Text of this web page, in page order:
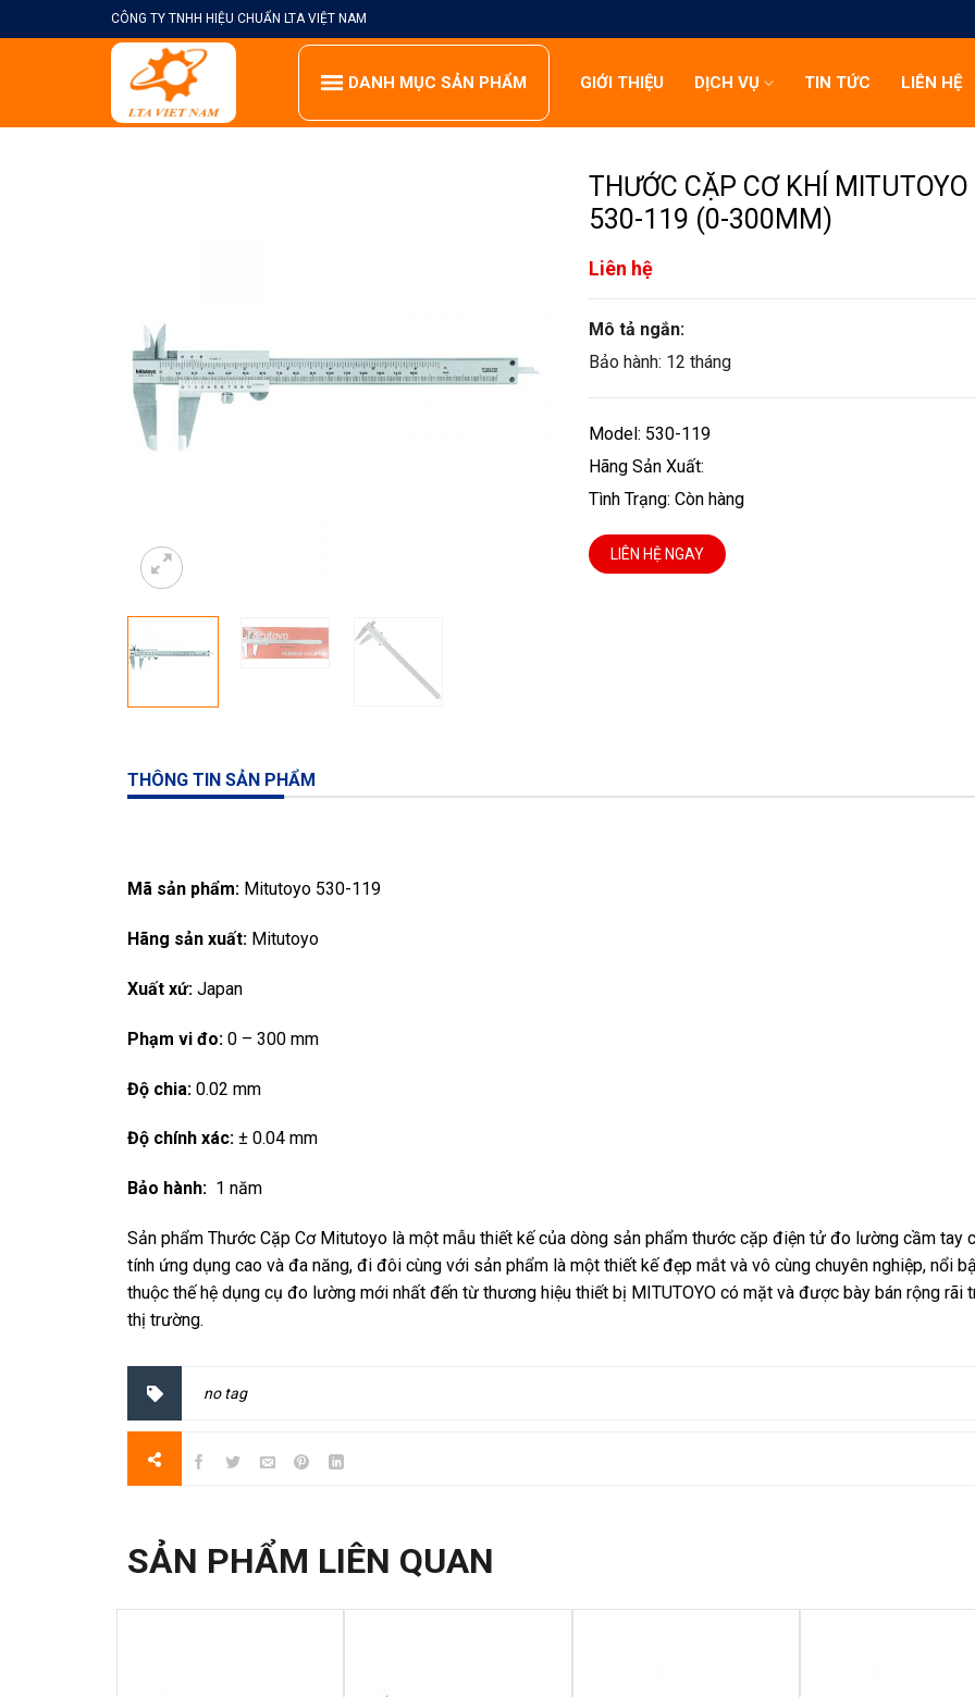
to
CÔNG TY TNHH HIỆU CHUẨN LTA VIỆT NAM
DANH MỤC SẢN PHẨM GIỚI THIỆU DỊCH VỤ TIN TỨC LIÊN HỆ
THƯỚC CẶP CƠ KHÍ MITUTOYO
530-119 (0-300MM)
Liên hệ
Mô tả ngắn:
Bảo hành: 12 tháng
Model: 530-119
Hãng Sản Xuất:
Tình Trạng: Còn hàng
LIÊN HỆ NGAY
THÔNG TIN SẢN PHẨM
Mã sản phẩm: Mitutoyo 530-119
Hãng sản xuất: Mitutoyo
Xuất xứ: Japan
Phạm vi đo: 0 – 300 mm
Độ chia: 0.02 mm
Độ chính xác: ± 0.04 mm
Bảo hành: 1 năm
Sản phẩm Thước Cặp Cơ Mitutoyo là một mẫu thiết kế của dòng sản phẩm thước cặp điện tử đo lường cầm tay
tính ứng dụng cao và đa năng, đi đôi cùng với sản phẩm là một thiết kế đẹp mắt và vô cùng chuyên nghiệp, nổi
thuộc thế hệ dụng cụ đo lường mới nhất đến từ thương hiệu thiết bị MITUTOYO có mặt và được bày bán rộng rãi
thị trường.
no tag
SẢN PHẨM LIÊN QUAN